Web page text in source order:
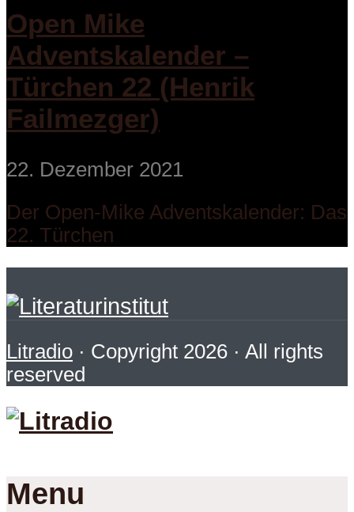
Open Mike
Adventskalender –
Türchen 22 (Henrik
Failmezger)
22. Dezember 2021
Der Open-Mike Adventskalender: Das
22. Türchen
Litradio · Copyright 2026 · All rights
reserved
Menu